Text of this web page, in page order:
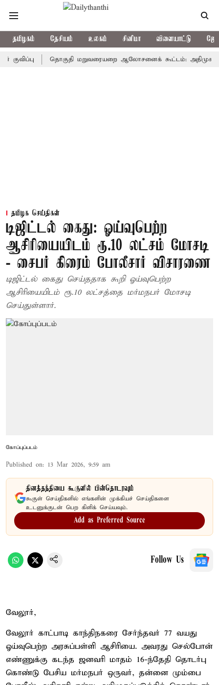
தமிழகம் தேசியம் உலகம் சினிமா விளையாட்டு
தொகுதி மறுவரையறை ஆலோசனைக் கூட்டம்: அதிமுக எம்பிக்கள்
தமிழக செய்திகள்
டிஜிட்டல் கைது: ஓய்வுபெற்ற
ஆசிரியையிடம் ரூ.10 லட்சம் மோசடி
- சைபர் கிரைம் போலீசார் விசாரணை
டிஜிட்டல் கைது செய்ததாக கூறி ஓய்வுபெற்ற
ஆசிரியையிடம் ரூ.10 லட்சத்தை மர்மநபர் மோசடி
செய்துள்ளார்.
கோப்புப்படம்
Published on: 13 Mar 2026, 9:59 am
தினத்தந்தியை கூகுளில் பின்தொடரவும்
கூகுள் செய்திகளில் எங்களின் முக்கியச் செய்திகளை
உடனுக்குடன் பெற கிளிக் செய்யவும்.
Add as Preferred Source
Follow Us
வேலூர்,
வேலூர் காட்பாடி காந்திநகரை சேர்ந்தவர் 77 வயது
ஓய்வுபெற்ற அரசுப்பள்ளி ஆசிரியை. அவரது செல்போன்
எண்ணுக்கு கடந்த ஜனவரி மாதம் 16-ந்தேதி தொடர்பு
கொண்டு பேசிய மர்மநபர் ஒருவர், தன்னை மும்பை